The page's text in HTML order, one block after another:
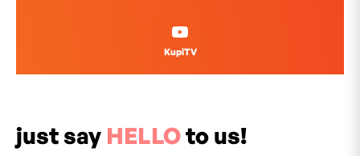
KupiTV
just say HELLOto us!